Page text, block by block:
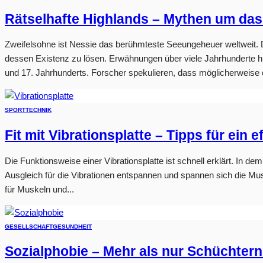
Rätselhafte Highlands – Mythen um
Zweifelsohne ist Nessie das berühmteste Seeungeheuer
dessen Existenz zu lösen. Erwähnungen über viele Jahrhunderte
und 17. Jahrhunderts. Forscher spekulieren, dass möglicherweise
SPORTTECHNIK
Fit mit Vibrationsplatte – Tipps für ein
Die Funktionsweise einer Vibrationsplatte ist schnell erklärt. In
Ausgleich für die Vibrationen entspannen und spannen sich die
für Muskeln und...
GESELLSCHAFTGESUNDHEIT
Sozialphobie – Mehr als nur